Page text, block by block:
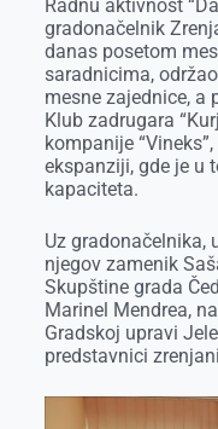
b
o
o
k
e
n
g
e
r
Radnu aktivnost
gradonačelnik
danas posetom
saradnicima,
mesne zajednice, a
Klub zadrugara
kompanije
ekspanziji, gde je u
kapaciteta.
Uz gradonačelnika,
njegov zamenik
Skupštine grada
Marinel Mendrea,
Gradskoj upravi
predstavnici